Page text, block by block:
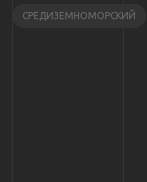
СРЕДИЗЕМНОМОРСКИЙ